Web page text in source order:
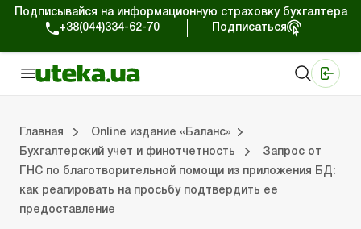
Подписывайся на информационную страховку бухгалтера
+38(044)334-62-70
Подписаться
Главная
Online издание «Баланс»
Бухгалтерский учет и финотчетность
Запрос от
ГНС по благотворительной помощи из приложения БД:
как реагировать на просьбу подтвердить ее
предоставление